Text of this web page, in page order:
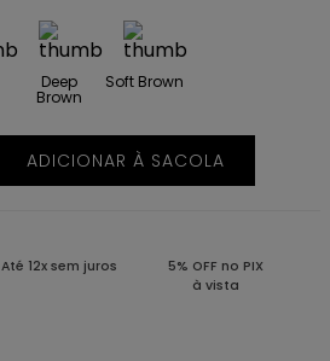
Deep
Brown
Soft Brown
ADICIONAR À SACOLA
Até 12x sem juros
5% OFF no PIX
à vista